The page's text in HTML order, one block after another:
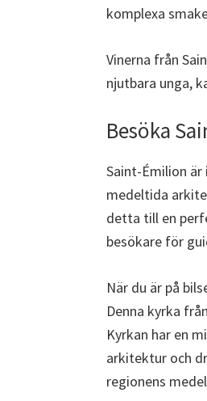
komplexa
Vinerna från
njutbara unga,
Besöka
Saint-Émilion är
medeltida
detta till en
besökare för
När du är på
Denna kyrka
Kyrkan har en
arkitektur och
regionens